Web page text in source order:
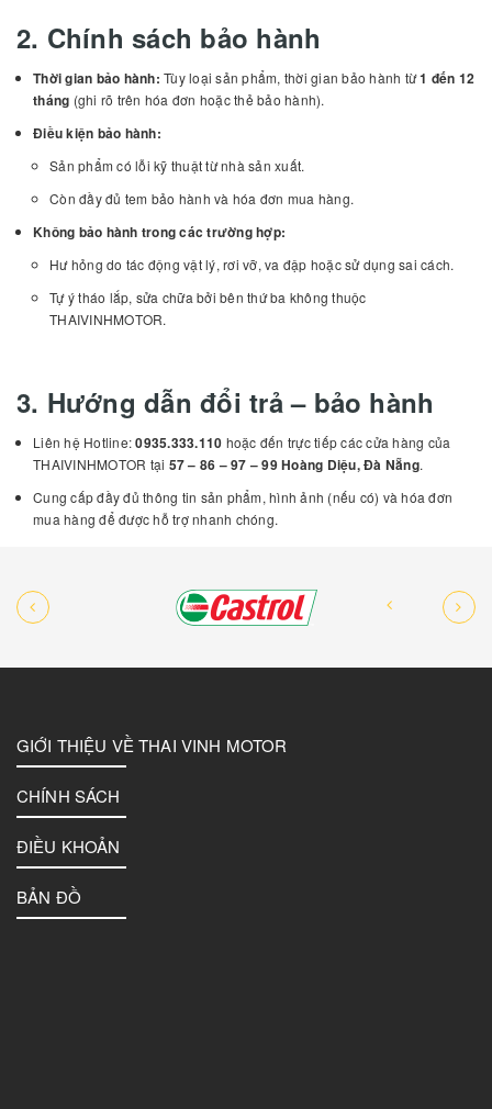
2. Chính sách bảo hành
Thời gian bảo hành: Tùy loại sản phẩm, thời gian bảo hành từ1 đến 12
tháng (ghi rõ trên hóa đơn hoặc thẻ bảo hành).
Điều kiện bảo hành:
Sản phẩm có lỗi kỹ thuật từ nhà sản xuất.
Còn đầy đủ tem bảo hành và hóa đơn mua hàng.
Không bảo hành trong các trường hợp:
Hư hỏng do tác động vật lý, rơi vỡ, va đập hoặc sử dụng sai cách.
Tự ý tháo lắp, sửa chữa bởi bên thứ ba không thuộc
THAIVINHMOTOR.
3. Hướng dẫn đổi trả – bảo hành
Liên hệ Hotline:0935.333.110 hoặc đến trực tiếp các cửa hàng của
THAIVINHMOTOR tại 57 – 86 – 97 – 99 Hoàng Diệu, Đà Nẵng.
Cung cấp đầy đủ thông tin sản phẩm, hình ảnh (nếu có) và hóa đơn
mua hàng để được hỗ trợ nhanh chóng.
GIỚI THIỆU VỀ THAI VINH MOTOR
CHÍNH SÁCH
ĐIỀU KHOẢN
BẢN ĐỒ